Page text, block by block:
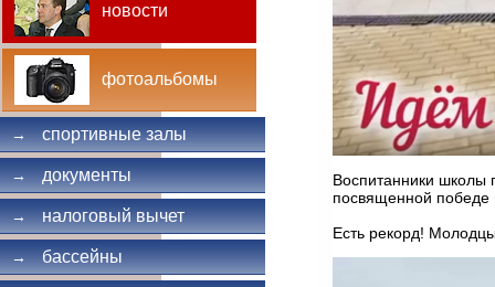
новости
фотоальбомы
→ спортивные залы
→ документы
→ налоговый вычет
→ бассейны
Воспитанники школы
посвященной победе
Есть рекорд!